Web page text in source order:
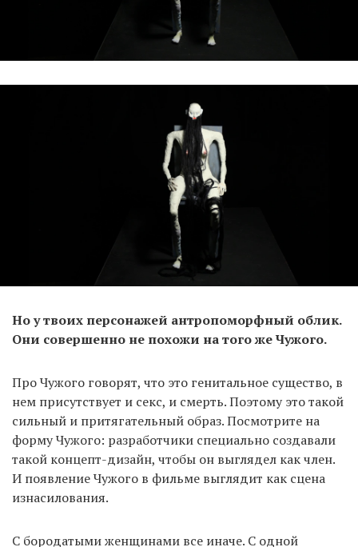
Но у твоих персонажей антропоморфный облик.
Они совершенно не похожи на того же Чужого.
Про Чужого говорят, что это генитальное существо, в
нем присутствует и секс, и смерть. Поэтому это такой
сильный и притягательный образ. Посмотрите на
форму Чужого: разработчики специально создавали
такой концепт-дизайн, чтобы он выглядел как член.
И появление Чужого в фильме выглядит как сцена
изнасилования.
С бородатыми женщинами все иначе. С одной